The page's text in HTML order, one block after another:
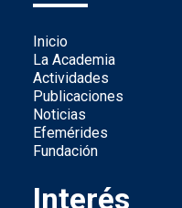
Inicio
La Academia
Actividades
Publicaciones
Noticias
Efemérides
Fundación
Interés